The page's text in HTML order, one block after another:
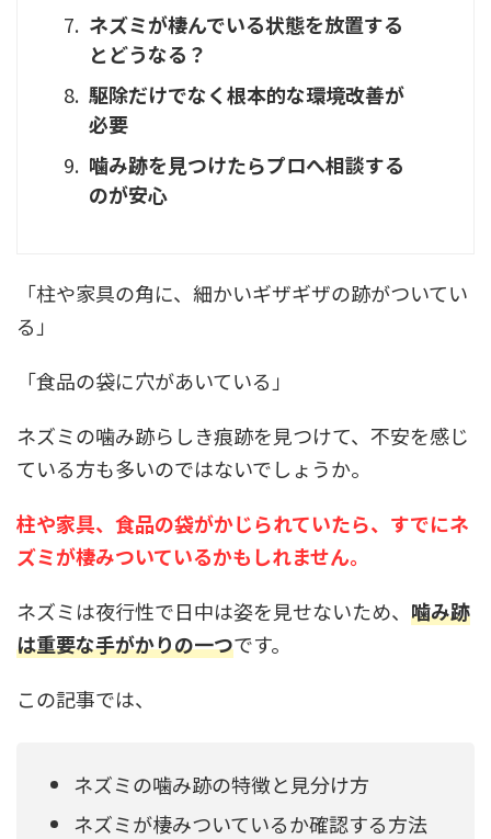
ネズミが棲んでいる状態を放置する
とどうなる？
駆除だけでなく根本的な環境改善が
必要
噛み跡を見つけたらプロへ相談する
のが安心
「柱や家具の角に、細かいギザギザの跡がついてい
る」
「食品の袋に穴があいている」
ネズミの噛み跡らしき痕跡を見つけて、不安を感じ
ている方も多いのではないでしょうか。
柱や家具、食品の袋がかじられていたら、すでにネ
ズミが棲みついているかもしれません。
ネズミは夜行性で日中は姿を見せないため、 噛み跡
は重要な手がかりの一つです。
この記事では、
ネズミの噛み跡の特徴と見分け方
ネズミが棲みついているか確認する方法